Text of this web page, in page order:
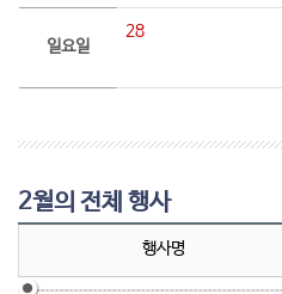
일요일
28
2월의 전체 행사
행사명